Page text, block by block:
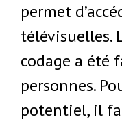
permet
télévisuelles.
codage a été
personnes.
potentiel, il